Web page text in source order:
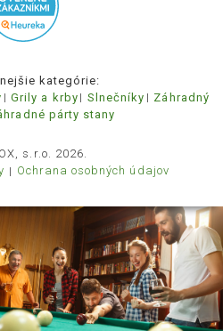
kategórie:
Grily a krby Slnečníky
Záhradný
párty stany
s.r.o. 2026.
Ochrana osobných údajov